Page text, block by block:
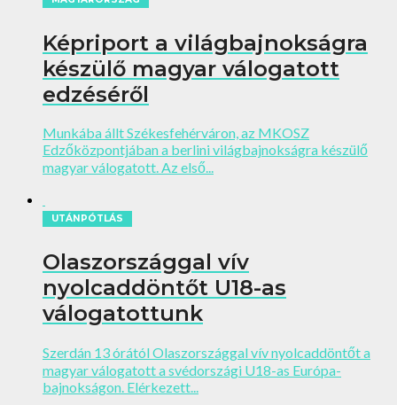
Képriport a világbajnokságra
készülő magyar válogatott
edzéséről
Munkába állt Székesfehérváron, az MKOSZ
Edzőközpontjában a berlini világbajnokságra készülő
magyar válogatott. Az első...
UTÁNPÓTLÁS
Olaszországgal vív
nyolcaddöntőt U18-as
válogatottunk
Szerdán 13 órától Olaszországgal vív nyolcaddöntőt a
magyar válogatott a svédországi U18-as Európa-
bajnokságon. Elérkezett...